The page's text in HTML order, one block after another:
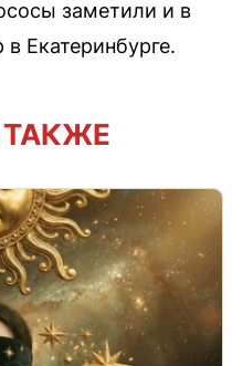
заметили и в
Екатеринбурге.
ТАКЖЕ